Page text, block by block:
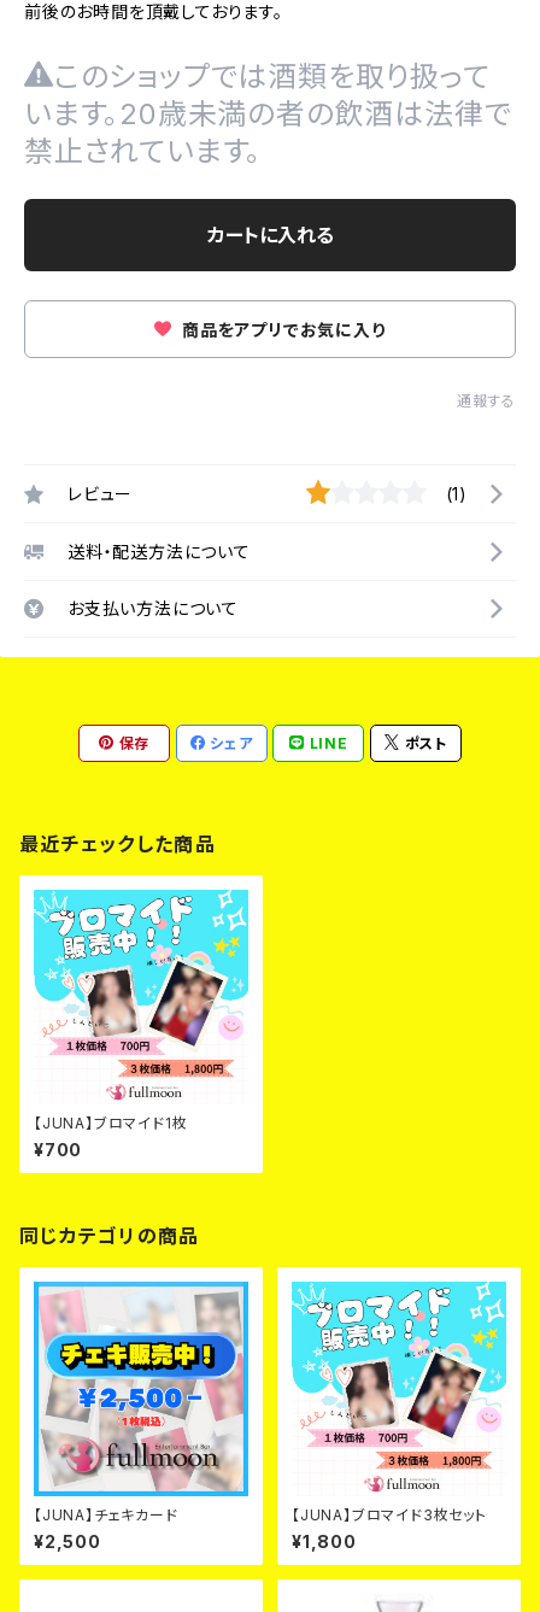
前後のお時間を頂戴しております。
このショップでは酒類を取り扱って
います。20歳未満の者の飲酒は法律で
禁止されています。
カートに入れる
商品をアプリでお気に入り
通報する
レビュー (1)
送料・配送方法について
お支払い方法について
保存 シェア LINE ポスト
最近チェックした商品
【JUNA】ブロマイド1枚
¥700
同じカテゴリの商品
【JUNA】チェキカード
¥2,500
【JUNA】ブロマイド3枚セット
¥1,800